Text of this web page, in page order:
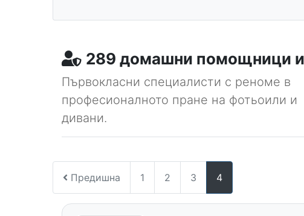
289 домашни помощници
Първокласни специалисти с реноме в
професионалното пране на фотьоили и
дивани.
Предишна 1 2 3 4